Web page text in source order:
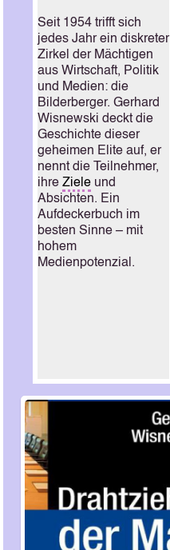
Seit 1954 trifft sich
jedes Jahr ein diskreter
Zirkel der Mächtigen
aus Wirtschaft, Politik
und Medien: die
Bilderberger. Gerhard
Wisnewski deckt die
Geschichte dieser
geheimen Elite auf, er
nennt die Teilnehmer,
ihre Ziele und
Absichten. Ein
Aufdeckerbuch im
besten Sinne – mit
hohem
Medienpotenzial.